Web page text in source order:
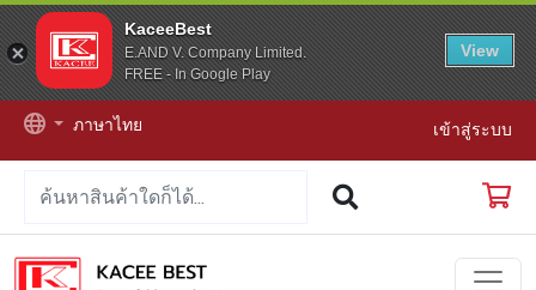
KaceeBest
E.AND V. Company Limited.
FREE - In Google Play
View
ภาษาไทย เข้าสู่ระบบ